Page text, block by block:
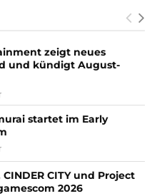
zeigt neues
und kündigt August-
startet im Early
CITY und Project
2026